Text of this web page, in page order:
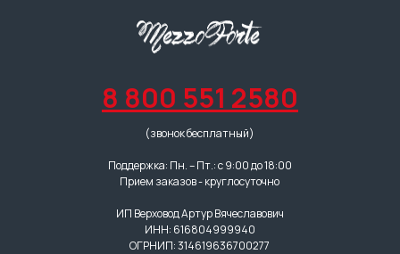
8 800 551 2580
(звонок бесплатный)
Поддержка: Пн. – Пт.: с 9:00 до 18:00
Прием заказов - круглосуточно
ИП Верховод Артур Вячеславович
ИНН: 616804999940
ОГРНИП: 314619636700277